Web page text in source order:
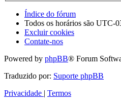
Índice do fórum
Todos os horários são UTC-
Excluir cookies
Contate-nos
Powered by phpBB® Forum
Traduzido por: Suporte phpBB
Privacidade | Termos